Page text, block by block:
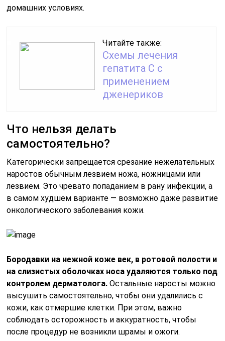
домашних условиях.
Читайте также:
Схемы лечения
гепатита С с
применением
дженериков
Что нельзя делать
самостоятельно?
Категорически запрещается срезание нежелательных
наростов обычным лезвием ножа, ножницами или
лезвием. Это чревато попаданием в рану инфекции, а
в самом худшем варианте — возможно даже развитие
онкологического заболевания кожи.
Бородавки на нежной коже век, в ротовой полости и
на слизистых оболочках носа удаляются только под
контролем дерматолога. Остальные наросты можно
высушить самостоятельно, чтобы они удалились с
кожи, как отмершие клетки. При этом, важно
соблюдать осторожность и аккуратность, чтобы
после процедур не возникли шрамы и ожоги.